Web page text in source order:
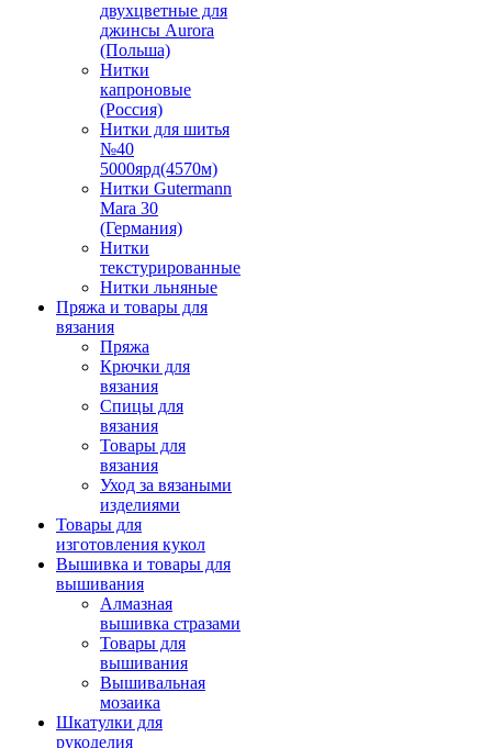
двухцветные для
джинсы Aurora
(Польша)
Нитки
капроновые
(Россия)
Нитки для шитья
№40
5000ярд(4570м)
Нитки Gutermann
Mara 30
(Германия)
Нитки
текстурированные
Нитки льняные
Пряжа и товары для
вязания
Пряжа
Крючки для
вязания
Спицы для
вязания
Товары для
вязания
Уход за вязаными
изделиями
Товары для
изготовления кукол
Вышивка и товары для
вышивания
Алмазная
вышивка стразами
Товары для
вышивания
Вышивальная
мозаика
Шкатулки для
рукоделия